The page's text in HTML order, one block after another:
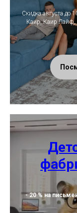
Скидка августа до
Каир, Каир Лайф,
- 20 % на